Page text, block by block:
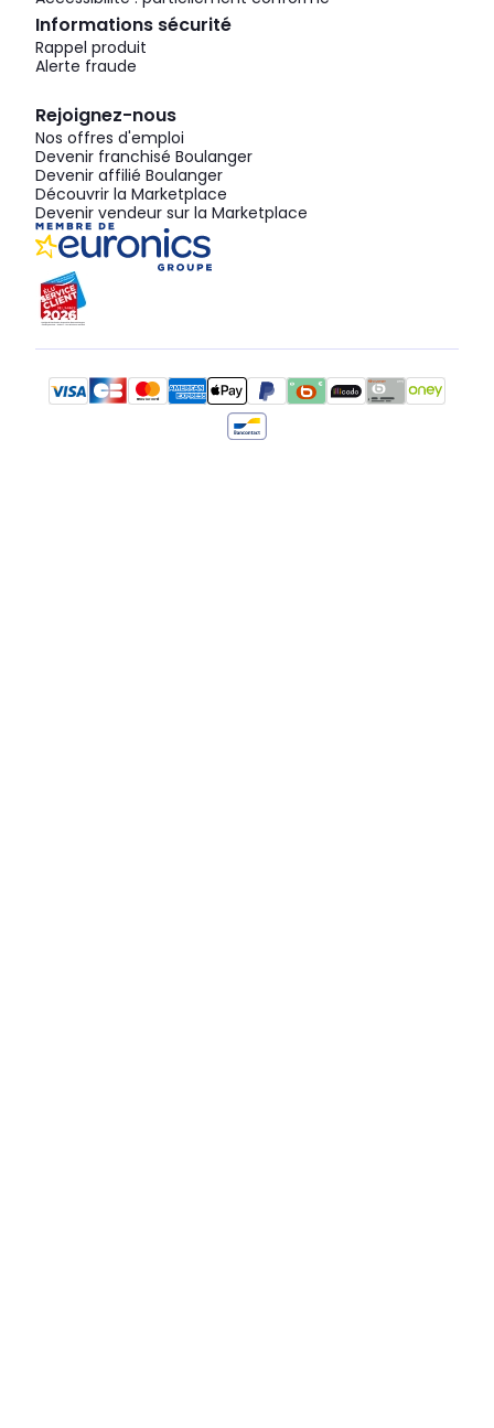
Informations sécurité
Rappel produit
Alerte fraude
Rejoignez-nous
Nos offres d'emploi
Devenir franchisé Boulanger
Devenir affilié Boulanger
Découvrir la Marketplace
Devenir vendeur sur la Marketplace